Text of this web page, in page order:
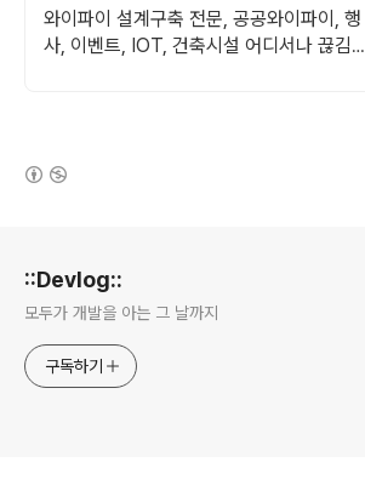
가능
와이파이 설계구축 전문, 공공와이파이, 행
사, 이벤트, IOT, 건축시설 어디서나 끊김없
::Devlog::
모두가 개발을 아는 그 날까지
구독하기